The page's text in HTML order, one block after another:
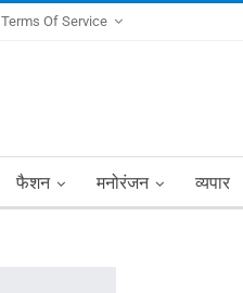
Terms Of Service
फैशन मनोरंजन व्यपार